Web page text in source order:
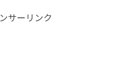
サーリンク